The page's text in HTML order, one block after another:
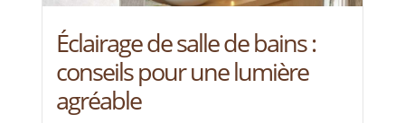
Éclairage de salle de bains :
conseils pour une lumière
agréable